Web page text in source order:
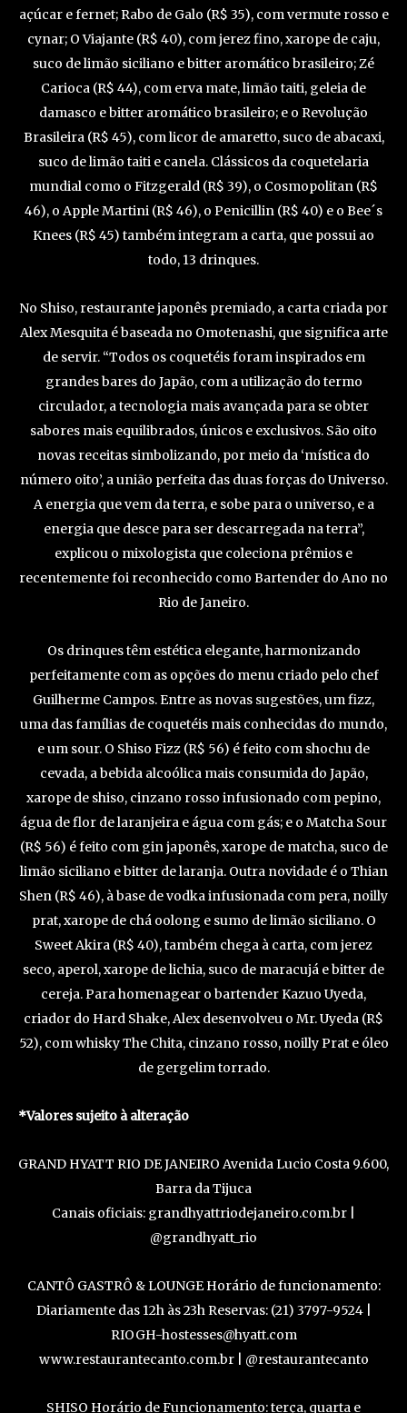
açúcar e fernet; Rabo de Galo (R$ 35), com vermute rosso e
cynar; O Viajante (R$ 40), com jerez fino, xarope de caju,
suco de limão siciliano e bitter aromático brasileiro; Zé
Carioca (R$ 44), com erva mate, limão taiti, geleia de
damasco e bitter aromático brasileiro; e o Revolução
Brasileira (R$ 45), com licor de amaretto, suco de abacaxi,
suco de limão taiti e canela. Clássicos da coquetelaria
mundial como o Fitzgerald (R$ 39), o Cosmopolitan (R$
46), o Apple Martini (R$ 46), o Penicillin (R$ 40) e o Bee´s
Knees (R$ 45) também integram a carta, que possui ao
todo, 13 drinques.
No Shiso, restaurante japonês premiado, a carta criada por
Alex Mesquita é baseada no Omotenashi, que significa arte
de servir. “Todos os coquetéis foram inspirados em
grandes bares do Japão, com a utilização do termo
circulador, a tecnologia mais avançada para se obter
sabores mais equilibrados, únicos e exclusivos. São oito
novas receitas simbolizando, por meio da ‘mística do
número oito’, a união perfeita das duas forças do Universo.
A energia que vem da terra, e sobe para o universo, e a
energia que desce para ser descarregada na terra”,
explicou o mixologista que coleciona prêmios e
recentemente foi reconhecido como Bartender do Ano no
Rio de Janeiro.
Os drinques têm estética elegante, harmonizando
perfeitamente com as opções do menu criado pelo chef
Guilherme Campos. Entre as novas sugestões, um fizz,
uma das famílias de coquetéis mais conhecidas do mundo,
e um sour. O Shiso Fizz (R$ 56) é feito com shochu de
cevada, a bebida alcoólica mais consumida do Japão,
xarope de shiso, cinzano rosso infusionado com pepino,
água de flor de laranjeira e água com gás; e o Matcha Sour
(R$ 56) é feito com gin japonês, xarope de matcha, suco de
limão siciliano e bitter de laranja. Outra novidade é o Thian
Shen (R$ 46), à base de vodka infusionada com pera, noilly
prat, xarope de chá oolong e sumo de limão siciliano. O
Sweet Akira (R$ 40), também chega à carta, com jerez
seco, aperol, xarope de lichia, suco de maracujá e bitter de
cereja. Para homenagear o bartender Kazuo Uyeda,
criador do Hard Shake, Alex desenvolveu o Mr. Uyeda (R$
52), com whisky The Chita, cinzano rosso, noilly Prat e óleo
de gergelim torrado.
*Valores sujeito à alteração
GRAND HYATT RIO DE JANEIRO Avenida Lucio Costa 9.600,
Barra da Tijuca
Canais oficiais: grandhyattriodejaneiro.com.br |
@grandhyatt_rio
CANTÔ GASTRÔ & LOUNGE Horário de funcionamento:
Diariamente das 12h às 23h Reservas: (21) 3797-9524 |
RIOGH-hostesses@hyatt.com
www.restaurantecanto.com.br | @restaurantecanto
SHISO Horário de Funcionamento: terça, quarta e